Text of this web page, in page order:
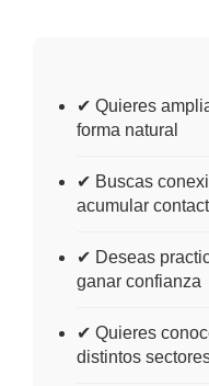
✔ Quieres
forma natural
✔ Buscas
acumular
✔ Deseas
ganar confianza
✔ Quieres
distintos